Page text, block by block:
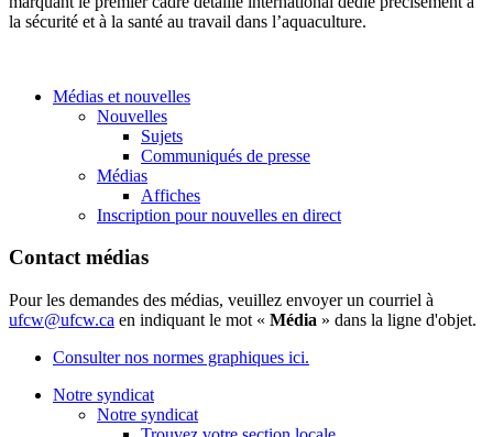
la sécurité et à la santé au travail dans l’aquaculture.
Médias et nouvelles
Nouvelles
Sujets
Communiqués de presse
Médias
Affiches
Inscription pour nouvelles en direct
Contact médias
Pour les demandes des médias, veuillez envoyer un courriel à
ufcw@ufcw.ca en indiquant le mot « Média » dans la ligne d'objet.
Consulter nos normes graphiques ici.
Notre syndicat
Notre syndicat